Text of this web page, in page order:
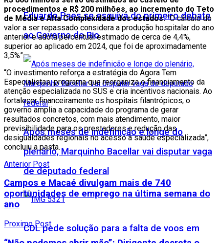
Eduardo Paes se esquiva do primeiro debate
ao Governo do Rio
Após meses de indefinição e longe do
plenário, Marquinho Bacellar vai disputar vaga
de deputado federal
CDL pede solução para a falta de voos em
procedimentos e R$ 200 milhões, ao incremento do Teto
de Média e Alta Complexidade dos estados.“O cálculo do
valor a ser repassado considera a produção hospitalar do ano
anterior e adota percentual estimado de cerca de 4,4%,
superior ao aplicado em 2024, que foi de aproximadamente
3,5%”.
“O investimento reforça a estratégia do Agora Tem
Especialistas, programa que reorganiza o financiamento da
atenção especializada no SUS e cria incentivos nacionais. Ao
fortalecer financeiramente os hospitais filantrópicos, o
governo amplia a capacidade do programa de gerar
resultados concretos, com mais atendimento, maior
previsibilidade para os prestadores e redução das
desigualdades regionais no acesso à saúde especializada”,
concluiu a pasta.
Anterior Post
Campos e Macaé divulgam mais de 740
oportunidades de emprego na última semana do
ano
Proximo Post